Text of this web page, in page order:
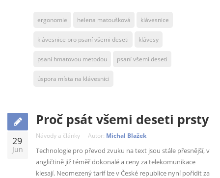
ergonomie helena matoušková klávesnice
klávesnice pro psaní všemi deseti klávesy
psaní hmatovou metodou psaní všemi deseti
úspora místa na klávesnici
29
Jun
Proč psát všemi deseti prsty
Návody a články Autor: Michal Blažek
Technologie pro převod zvuku na text jsou stále přesnější, v
angličtině již téměř dokonalé a ceny za telekomunikace
klesají. Neomezený tarif lze v České republice nyní pořídit za